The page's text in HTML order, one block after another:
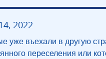
2022
уже въехали в другую
переселения или